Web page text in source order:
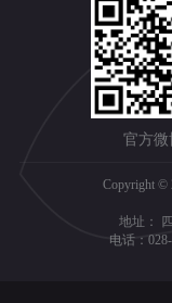
官方微
Copyright ©
地址：
电话：